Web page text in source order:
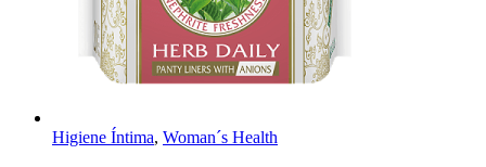
Higiene Íntima, Woman´s Health